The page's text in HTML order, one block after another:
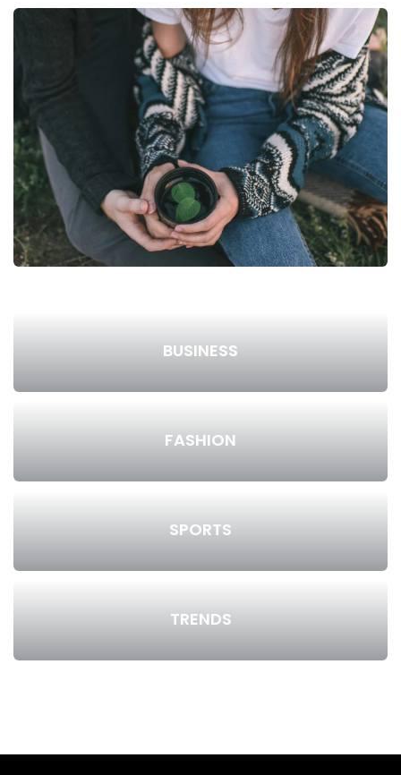
BUSINESS
FASHION
SPORTS
TRENDS